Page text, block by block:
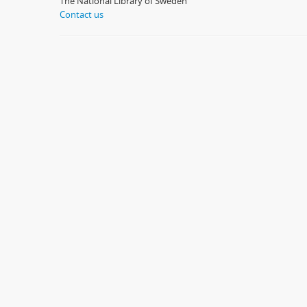
Contact us